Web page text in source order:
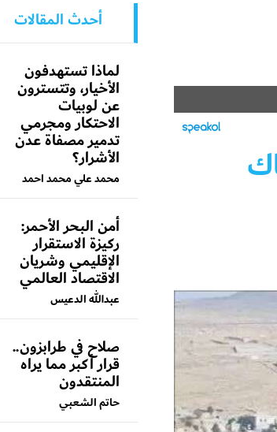
أحدث المقالات
لماذا تستهدفون
الأخيار، وتتسترون
عن لوبيات
الاحتكار ومجرمي
تدمير مصفاة عدن
الأشرار؟
محمد علي محمد احمد
أمن البحر الأحمر:
ركيزة الاستقرار
الإقليمي وشريان
الاقتصاد العالمي
عبدالله الدعيس
صلاح في طرابزون..
قرار أكبر مما يراه
المنتقدون
حاتم الشعبي